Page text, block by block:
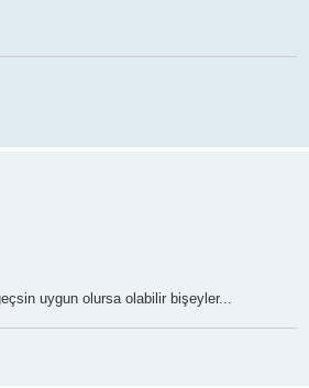
uygun olursa olabilir bişeyler...